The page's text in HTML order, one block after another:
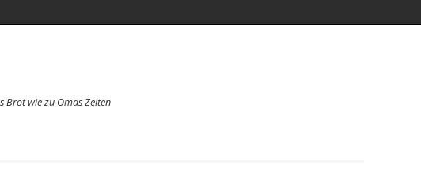
Brot wie zu Omas Zeiten